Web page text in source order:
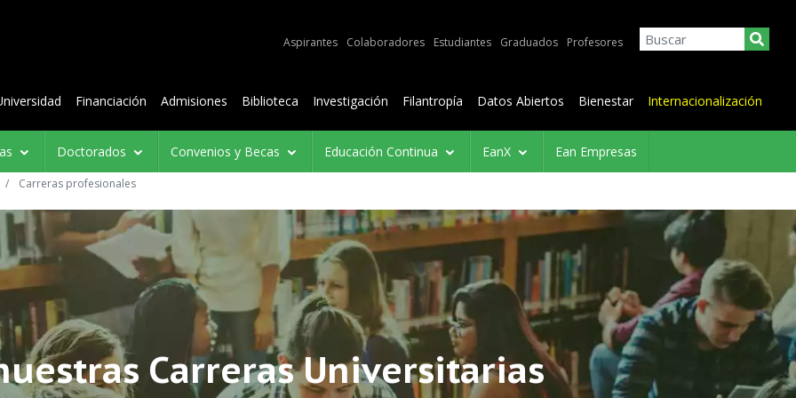
Aspirantes Colaboradores Estudiantes Graduados Profesores
Financiación Admisiones Biblioteca Investigación Filantropía Datos Abiertos Bienestar Internacionalización
Doctorados Convenios y Becas Educación Continua EanX Ean Empresas
Carreras profesionales
Carreras Universitarias